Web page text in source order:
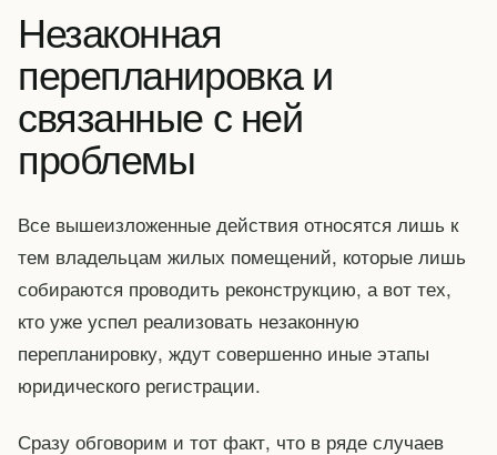
Незаконная
перепланировка и
связанные с ней
проблемы
Все вышеизложенные действия относятся лишь к
тем владельцам жилых помещений, которые лишь
собираются проводить реконструкцию, а вот тех,
кто уже успел реализовать незаконную
перепланировку, ждут совершенно иные этапы
юридического регистрации.
Сразу обговорим и тот факт, что в ряде случаев